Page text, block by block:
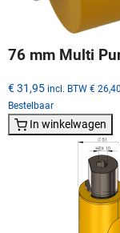
76 mm Multi
€ 31,95 incl. BTW € 26,40
Bestelbaar
In winkelwagen